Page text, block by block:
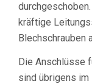
kräftige
Blechschrauben
Die Anschlüsse
sind übrigens